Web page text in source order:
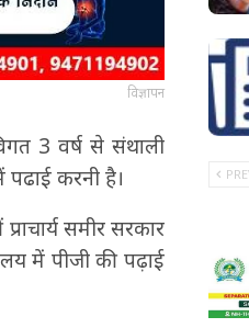
विज्ञापन
3 वर्ष से संथाली
करनी है।
समीर सरकार
में पीजी की पढ़ाई